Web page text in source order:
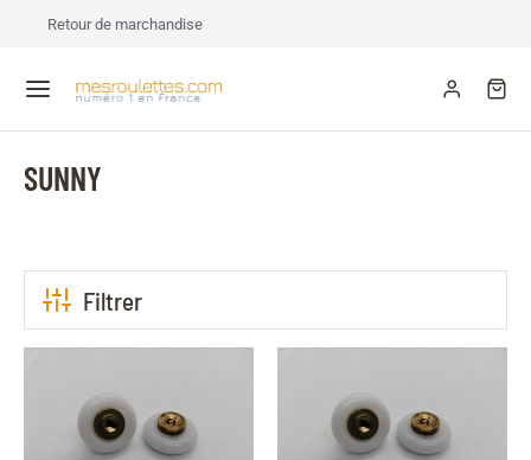
Retour de marchandise
SUNNY
Filtrer